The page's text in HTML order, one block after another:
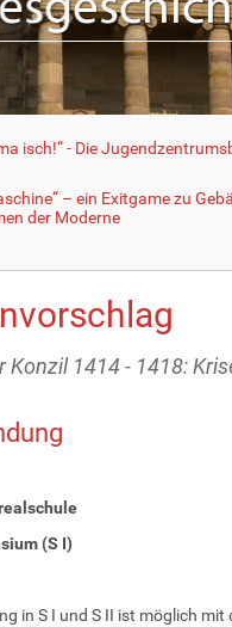
isch!“ - Die
– ein Exitgame zu
der Moderne
Konzil 1414 - 1418:
(S I)
in S I und S II ist möglich